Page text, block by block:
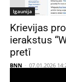
Igaunija
Krievijas
ierakstus
pretī
BNN - 07.01.2026